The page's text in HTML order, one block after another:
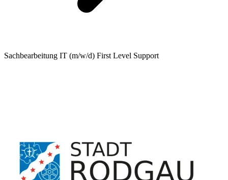
Sachbearbeitung IT (m/w/d) First Level Support